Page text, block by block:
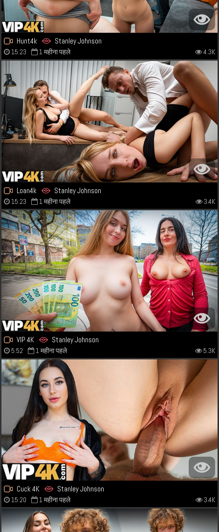
Hunt4k Stanley Johnson
15:23 1 महीना पहले 4.3K
Loan4k Stanley Johnson
15:23 1 महीना पहले 3.4K
VIP 4K Stanley Johnson
5:52 1 महीना पहले 5.3K
Cuck 4K Stanley Johnson
15:20 1 महीना पहले 3.4K